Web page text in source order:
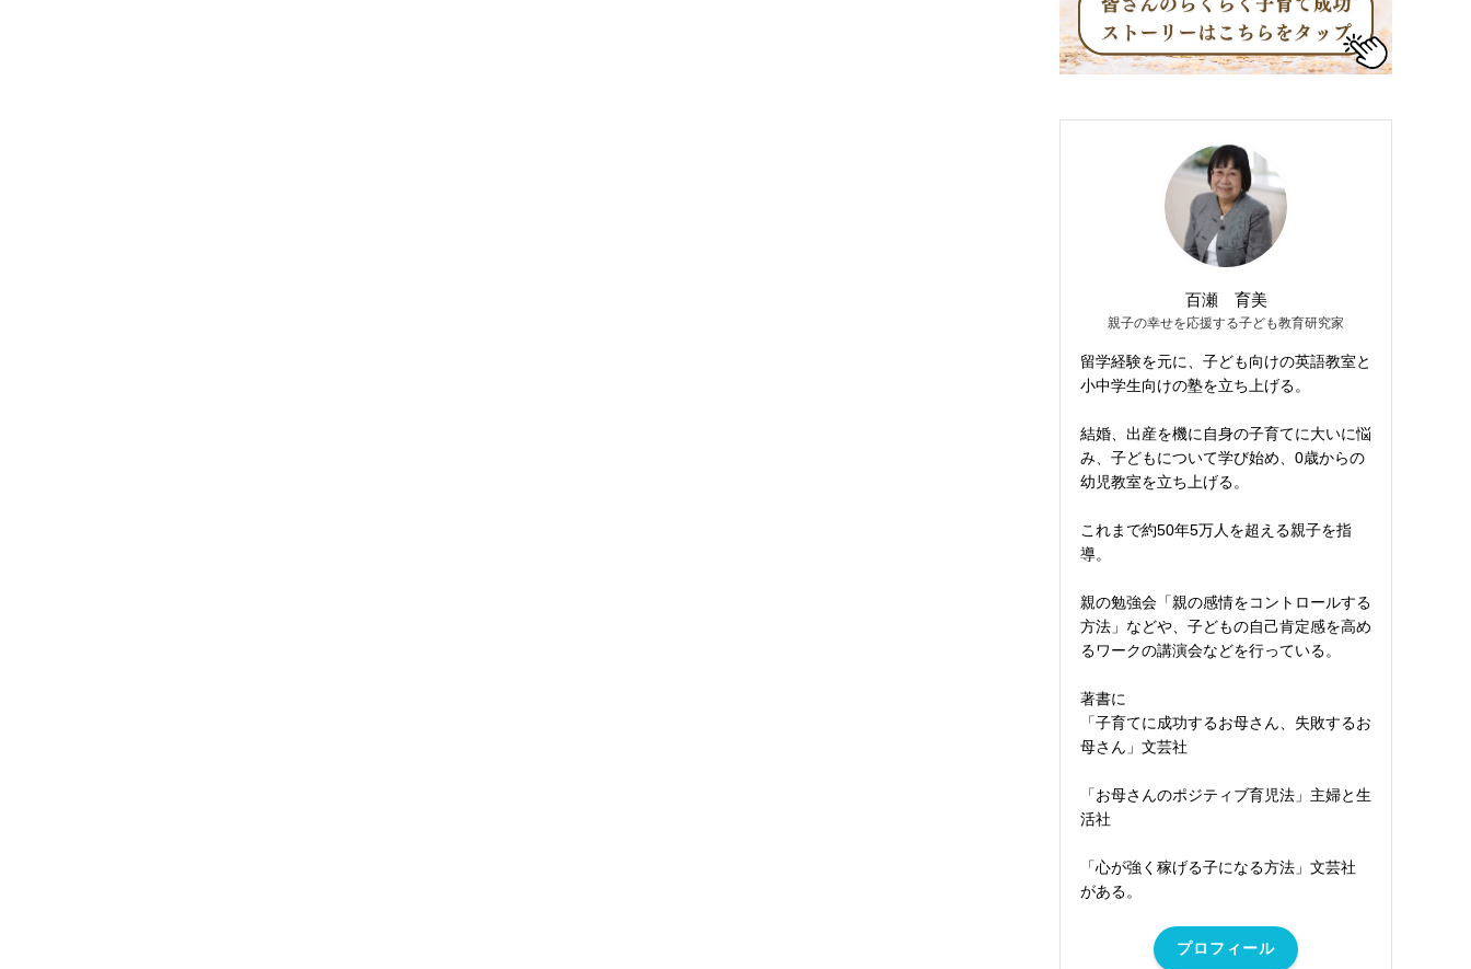
百瀬 育美
親子の幸せを応援する子ども教育研究家
留学経験を元に、子ども向けの英語教室と
小中学生向けの塾を立ち上げる。
結婚、出産を機に自身の子育てに大いに悩
み、子どもについて学び始め、0歳からの
幼児教室を立ち上げる。
これまで約50年5万人を超える親子を指
導。
親の勉強会「親の感情をコントロールする
方法」などや、子どもの自己肯定感を高め
るワークの講演会などを行っている。
著書に
「子育てに成功するお母さん、失敗するお
母さん」文芸社
「お母さんのポジティブ育児法」主婦と生
活社
「心が強く稼げる子になる方法」文芸社
がある。
プロフィール